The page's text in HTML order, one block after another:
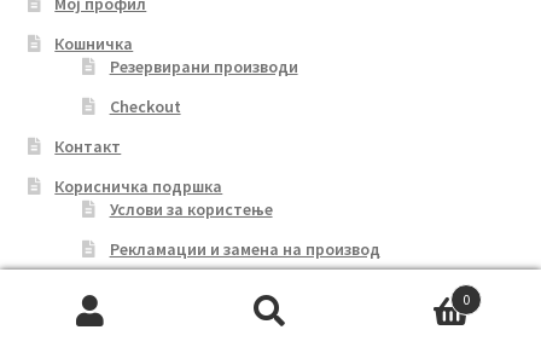
Кошничка
Резервирани производи
Checkout
Контакт
Корисничка подршка
Услови за користење
Рекламации и замена на производ
0